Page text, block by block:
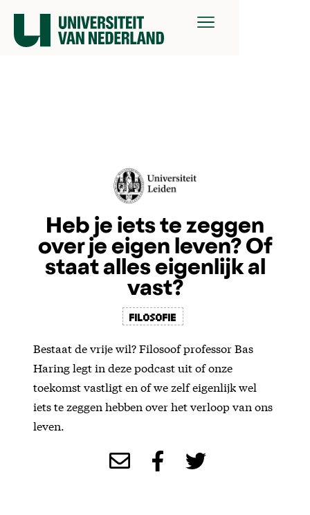
Heb je iets te zeggen
over je eigen leven? Of
staat alles eigenlijk al
vast?
filosofie
Bestaat de vrije wil? Filosoof professor Bas
Haring legt in deze podcast uit of onze
toekomst vastligt en of we zelf eigenlijk wel
iets te zeggen hebben over het verloop van ons
leven.